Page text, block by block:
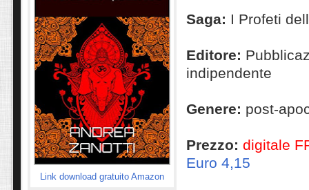
Link download gratuito Amazon
Saga: I Profeti
Editore:
indipendente
Genere: post-
Prezzo: digitale
Euro 4,15